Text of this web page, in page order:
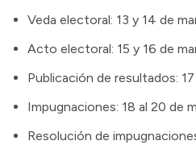
Veda electoral: 13 y 14 de
Acto electoral: 15 y 16 de
Publicación de resultados:
Impugnaciones: 18 al 20 de
Resolución de